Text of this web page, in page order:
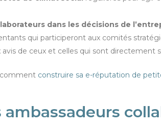
dans les décisions de
qui participeront aux comités
avis de ceux et celles qui sont directement
comment construire sa e-réputation de
ambassadeurs